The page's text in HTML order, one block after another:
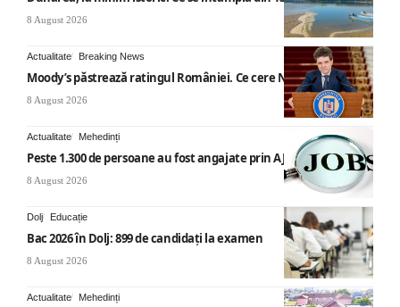
8 August 2026
Actualitate Breaking News
Moody’s păstrează ratingul României. Ce cere Nicușor Dan
8 August 2026
Actualitate Mehedinți
Peste 1.300 de persoane au fost angajate prin AJOFM Mehedinți
8 August 2026
Dolj Educație
Bac 2026 în Dolj: 899 de candidați la examen
8 August 2026
Actualitate Mehedinți